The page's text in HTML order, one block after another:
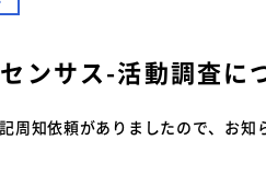
ュース
せンサス-活動調査に
周知依頼がありましたので、お知